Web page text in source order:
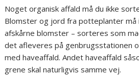
Noget organisk affald må du ikke
Blomster og jord fra potteplanter må
afskårne blomster – sorteres som
det afleveres på genbrugsstationen
med haveaffald. Andet haveaffald
grene skal naturligvis samme vej.